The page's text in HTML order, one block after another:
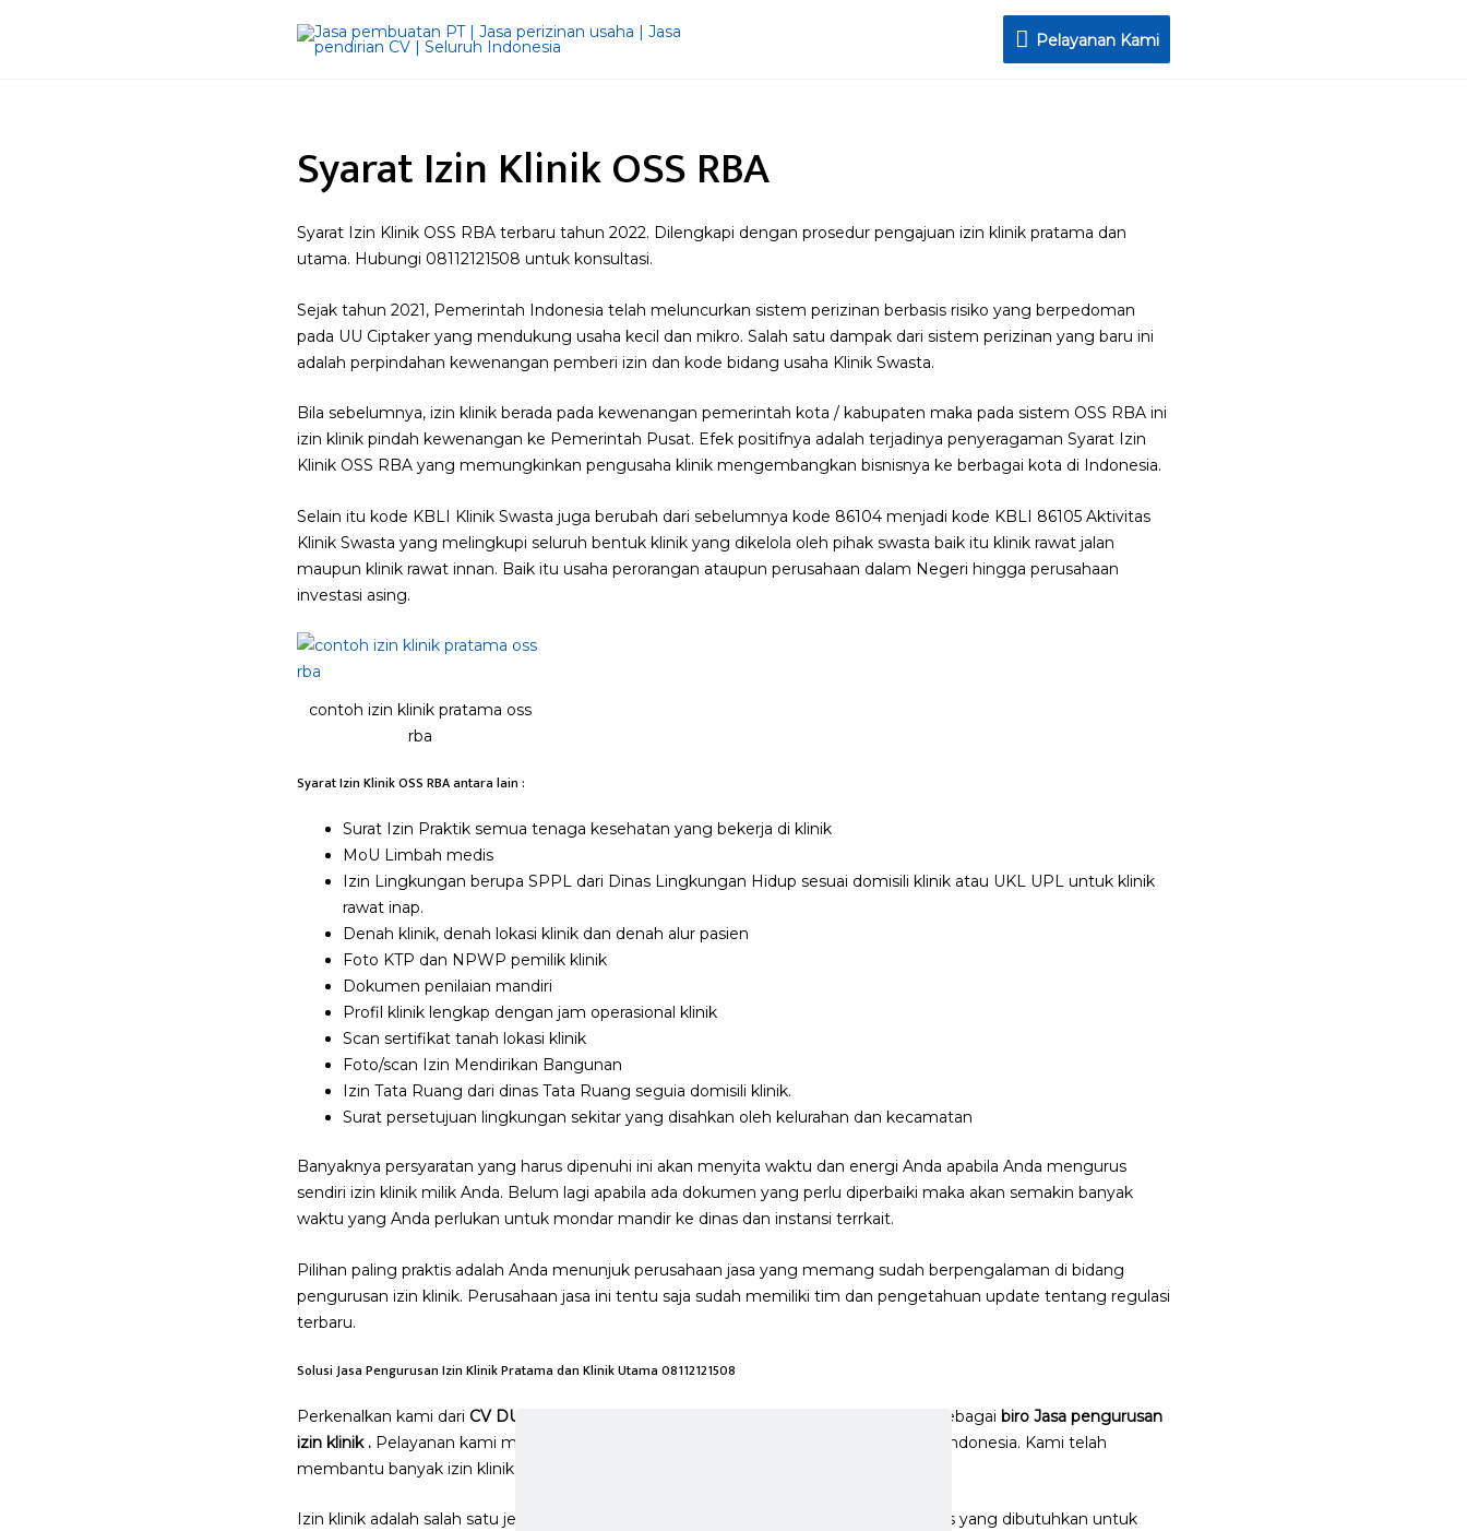
Pelayanan
Pelayanan Kami
Syarat Izin Klinik OSS RBA
Syarat Izin Klinik OSS RBA terbaru tahun 2022. Dilengkapi dengan prosedur pengajuan izin klinik pratama dan
utama. Hubungi 08112121508 untuk konsultasi.
Sejak tahun 2021, Pemerintah Indonesia telah meluncurkan sistem perizinan berbasis risiko yang berpedoman
pada UU Ciptaker yang mendukung usaha kecil dan mikro. Salah satu dampak dari sistem perizinan yang baru ini
adalah perpindahan kewenangan pemberi izin dan kode bidang usaha Klinik Swasta.
Bila sebelumnya, izin klinik berada pada kewenangan pemerintah kota / kabupaten maka pada sistem OSS RBA ini
izin klinik pindah kewenangan ke Pemerintah Pusat. Efek positifnya adalah terjadinya penyeragaman Syarat Izin
Klinik OSS RBA yang memungkinkan pengusaha klinik mengembangkan bisnisnya ke berbagai kota di Indonesia.
Selain itu kode KBLI Klinik Swasta juga berubah dari sebelumnya kode 86104 menjadi kode KBLI 86105 Aktivitas
Klinik Swasta yang melingkupi seluruh bentuk klinik yang dikelola oleh pihak swasta baik itu klinik rawat jalan
maupun klinik rawat innan. Baik itu usaha perorangan ataupun perusahaan dalam Negeri hingga perusahaan
investasi asing.
contoh izin klinik pratama oss
rba
Syarat Izin Klinik OSS RBA antara lain :
Surat Izin Praktik semua tenaga kesehatan yang bekerja di klinik
MoU Limbah medis
Izin Lingkungan berupa SPPL dari Dinas Lingkungan Hidup sesuai domisili klinik atau UKL UPL untuk klinik
rawat inap.
Denah klinik, denah lokasi klinik dan denah alur pasien
Foto KTP dan NPWP pemilik klinik
Dokumen penilaian mandiri
Profil klinik lengkap dengan jam operasional klinik
Scan sertifikat tanah lokasi klinik
Foto/scan Izin Mendirikan Bangunan
Izin Tata Ruang dari dinas Tata Ruang seguia domisili klinik.
Surat persetujuan lingkungan sekitar yang disahkan oleh kelurahan dan kecamatan
Banyaknya persyaratan yang harus dipenuhi ini akan menyita waktu dan energi Anda apabila Anda mengurus
sendiri izin klinik milik Anda. Belum lagi apabila ada dokumen yang perlu diperbaiki maka akan semakin banyak
waktu yang Anda perlukan untuk mondar mandir ke dinas dan instansi terrkait.
Pilihan paling praktis adalah Anda menunjuk perusahaan jasa yang memang sudah berpengalaman di bidang
pengurusan izin klinik. Perusahaan jasa ini tentu saja sudah memiliki tim dan pengetahuan update tentang regulasi
terbaru.
Solusi Jasa Pengurusan Izin Klinik Pratama dan Klinik Utama 08112121508
Perkenalkan kami dari CV DUA RAJA SEJAHTERA , konsultan legalitas yang spesialis sebagai biro Jasa pengurusan
izin klinik . Pelayanan kami meliputi klinik pratama dan klinik utama di seluruh wilayah Indonesia. Kami telah
membantu banyak izin klinik.
Izin klinik adalah salah satu jenis izin yang sulit ditempuh mengingat banyaknya berkas yang dibutuhkan untuk